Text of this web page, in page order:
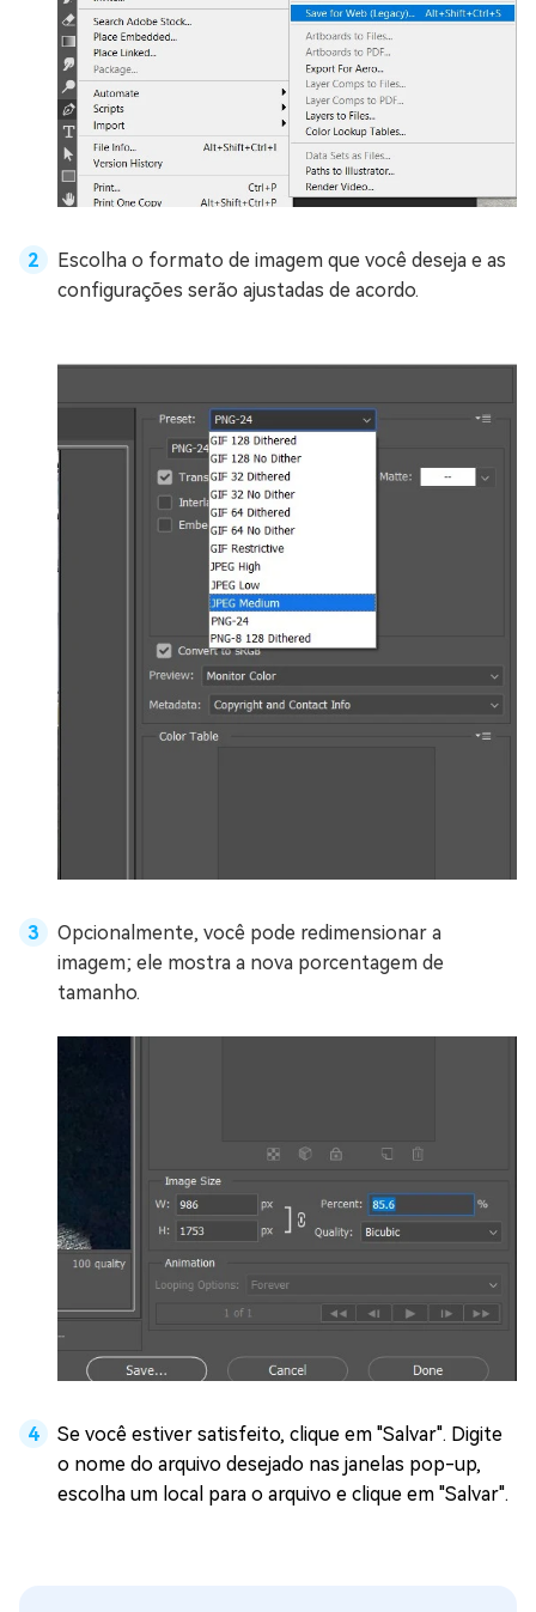
Escolha o formato de imagem que você deseja e as
configurações serão ajustadas de acordo.
Opcionalmente, você pode redimensionar a
imagem; ele mostra a nova porcentagem de
tamanho.
Se você estiver satisfeito, clique em "Salvar". Digite
o nome do arquivo desejado nas janelas pop-up,
escolha um local para o arquivo e clique em "Salvar".